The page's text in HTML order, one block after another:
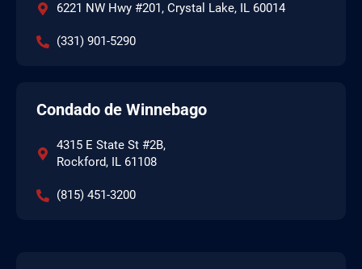
6221 NW Hwy #201, Crystal Lake, IL 60014
(331) 901-5290
Condado de Winnebago
4315 E State St #2B,
Rockford, IL 61108
(815) 451-3200